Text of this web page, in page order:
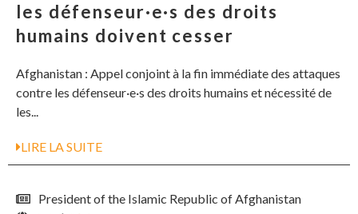
les défenseur·e·s des droits
humains doivent cesser
Afghanistan : Appel conjoint à la fin immédiate des attaques
contre les défenseur·e·s des droits humains et nécessité de
les...
LIRE LA SUITE
President of the Islamic Republic of Afghanistan